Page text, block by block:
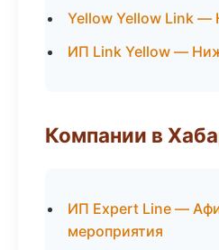
Yellow Yellow Link —
ИП Link Yellow —
Компании в
ИП Expert Line —
мероприятия